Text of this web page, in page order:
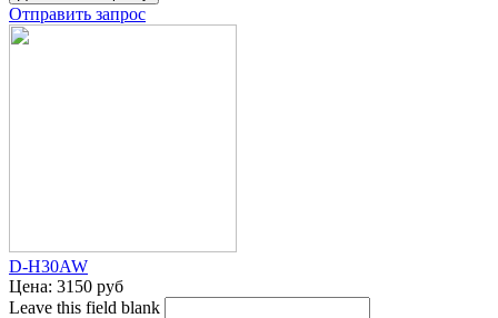
Отправить запрос
D-H30AW
Цена: 3150 руб
Leave this field blank